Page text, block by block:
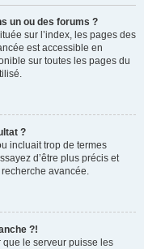
un ou des forums ?
sur l’index, les pages des
est accessible en
sur toutes les pages du
?
incluait trop de termes
d’être plus précis et
avancée.
?!
que le serveur puisse les